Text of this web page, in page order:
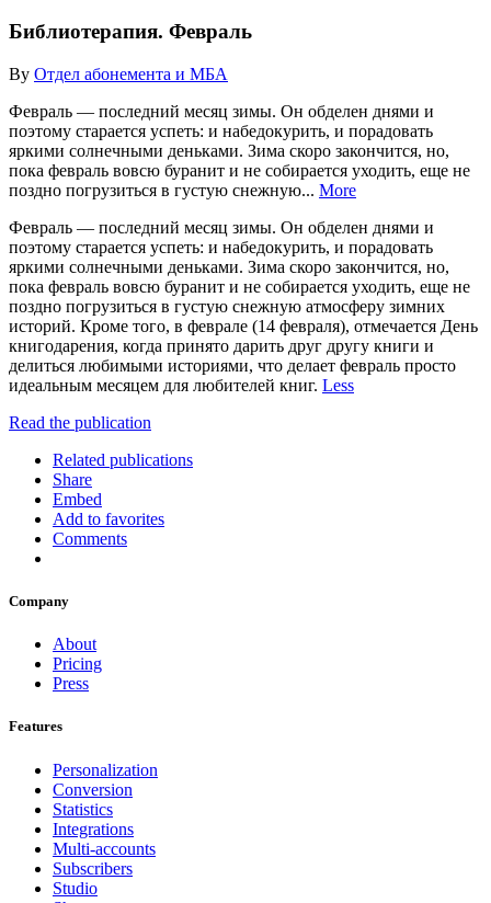
Библиотерапия. Февраль
By Отдел абонемента и МБА
Февраль — последний месяц зимы. Он обделен днями и
поэтому старается успеть: и набедокурить, и порадовать
яркими солнечными деньками. Зима скоро закончится, но,
пока февраль вовсю буранит и не собирается уходить, еще не
поздно погрузиться в густую снежную... More
Февраль — последний месяц зимы. Он обделен днями и
поэтому старается успеть: и набедокурить, и порадовать
яркими солнечными деньками. Зима скоро закончится, но,
пока февраль вовсю буранит и не собирается уходить, еще не
поздно погрузиться в густую снежную атмосферу зимних
историй. Кроме того, в феврале (14 февраля), отмечается День
книгодарения, когда принято дарить друг другу книги и
делиться любимыми историями, что делает февраль просто
идеальным месяцем для любителей книг. Less
Read the publication
Related publications
Share
Embed
Add to favorites
Comments
Company
About
Pricing
Press
Features
Personalization
Conversion
Statistics
Integrations
Multi-accounts
Subscribers
Studio